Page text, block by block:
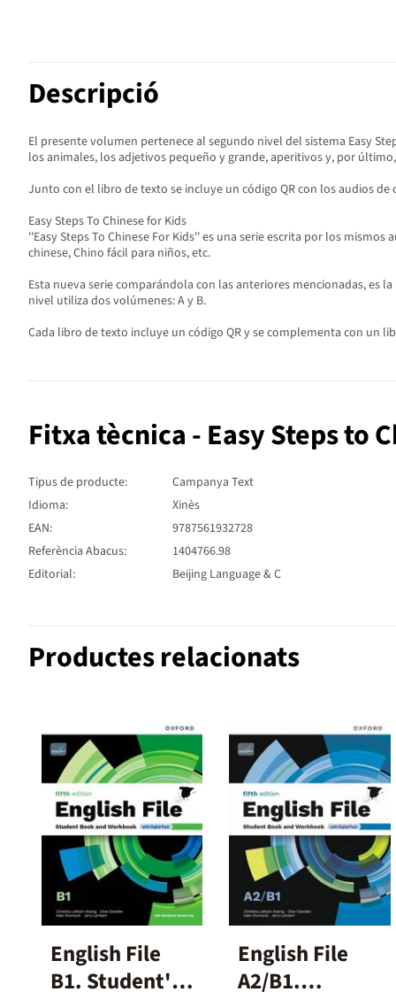
Descripció
El presente volumen pertenece al segundo nivel del sistema Easy
los animales, los adjetivos pequeño y grande, aperitivos y, por
Junto con el libro de texto se incluye un código QR con los audios de
Easy Steps To Chinese for Kids
''Easy Steps To Chinese For Kids'' es una serie escrita por los
chinese, Chino fácil para niños, etc.
Esta nueva serie comparándola con las anteriores mencionadas, es
nivel utiliza dos volúmenes: A y B.
Cada libro de texto incluye un código QR y se complementa con un
Fitxa tècnica - Easy Steps to
Tipus de producte:
Campanya Text
Idioma:
Xinès
EAN:
9787561932728
Referència Abacus:
1404766.98
Editorial:
Beijing Language & C
Productes relacionats
English File
B1. Student's
English File
A2/B1.